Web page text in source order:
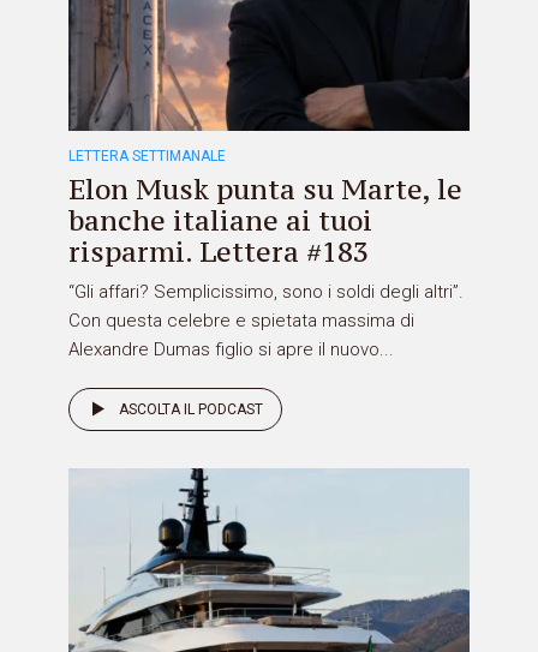
LETTERA SETTIMANALE
Elon Musk punta su Marte, le
banche italiane ai tuoi
risparmi. Lettera #183
“Gli affari? Semplicissimo, sono i soldi degli altri”.
Con questa celebre e spietata massima di
Alexandre Dumas figlio si apre il nuovo...
ASCOLTA IL PODCAST